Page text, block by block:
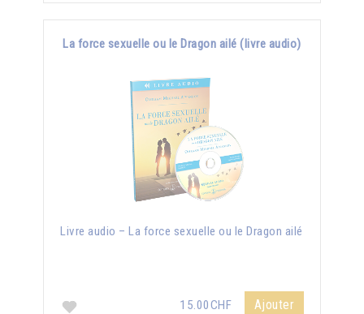
La force sexuelle ou le Dragon ailé (livre audio)
Livre audio – La force sexuelle ou le Dragon ailé
15.00CHF Ajouter